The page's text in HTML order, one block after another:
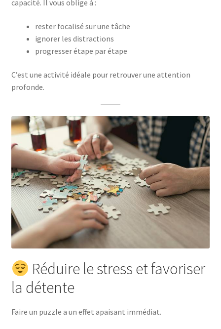
capacité. Il vous oblige à :
rester focalisé sur une tâche
ignorer les distractions
progresser étape par étape
C’est une activité idéale pour retrouver une attention
profonde.
Réduire le stress et favoriser
la détente
Faire un puzzle a un effet apaisant immédiat.